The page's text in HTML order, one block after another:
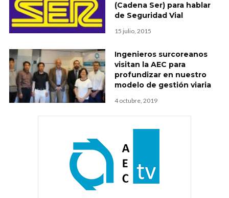
(Cadena Ser) para hablar
de Seguridad Vial
15 julio, 2015
Ingenieros surcoreanos
visitan la AEC para
profundizar en nuestro
modelo de gestión viaria
4 octubre, 2019